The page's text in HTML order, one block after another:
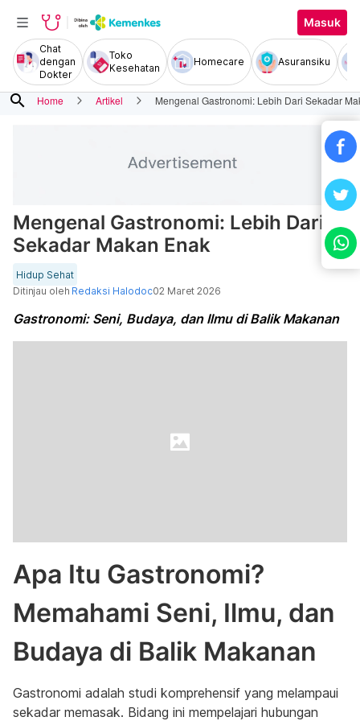
Masuk
Chat
dengan
Dokter
Toko
Kesehatan
Homecare Asuransiku
search Home Artikel Mengenal Gastronomi: Lebih Dari Sekadar
Mengenal Gastronomi: Lebih Dari
Sekadar Makan Enak
Hidup Sehat
Ditinjau oleh Redaksi Halodoc02 Maret 2026
Gastronomi: Seni, Budaya, dan Ilmu di Balik Makanan
Apa Itu Gastronomi?
Memahami Seni, Ilmu, dan
Budaya di Balik Makanan
Gastronomi adalah studi komprehensif yang melampaui
sekadar memasak. Bidang ini mempelajari hubungan